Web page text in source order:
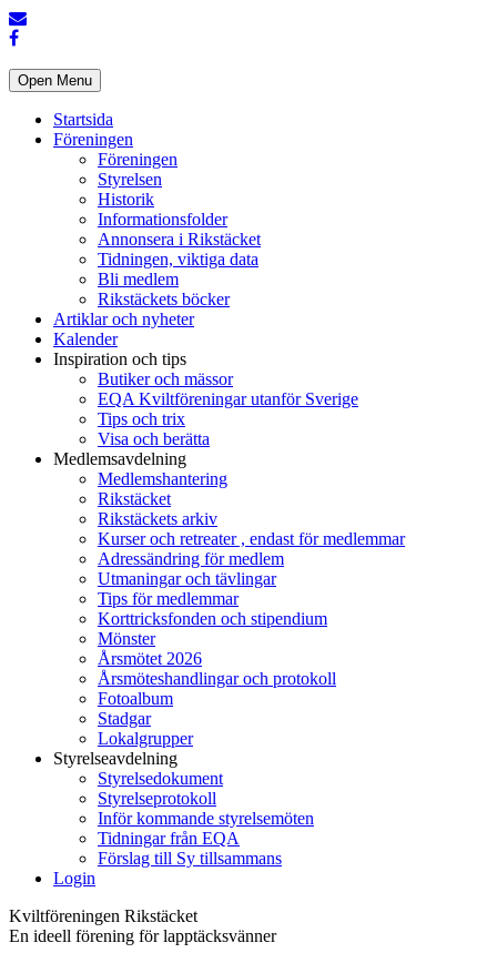
Open Menu
Startsida
Föreningen
Föreningen
Styrelsen
Historik
Informationsfolder
Annonsera i Rikstäcket
Tidningen, viktiga data
Bli medlem
Rikstäckets böcker
Artiklar och nyheter
Kalender
Inspiration och tips
Butiker och mässor
EQA Kviltföreningar utanför Sverige
Tips och trix
Visa och berätta
Medlemsavdelning
Medlemshantering
Rikstäcket
Rikstäckets arkiv
Kurser och retreater , endast för medlemmar
Adressändring för medlem
Utmaningar och tävlingar
Tips för medlemmar
Korttricksfonden och stipendium
Mönster
Årsmötet 2026
Årsmöteshandlingar och protokoll
Fotoalbum
Stadgar
Lokalgrupper
Styrelseavdelning
Styrelsedokument
Styrelseprotokoll
Inför kommande styrelsemöten
Tidningar från EQA
Förslag till Sy tillsammans
Login
Kviltföreningen Rikstäcket
En ideell förening för lapptäcksvänner